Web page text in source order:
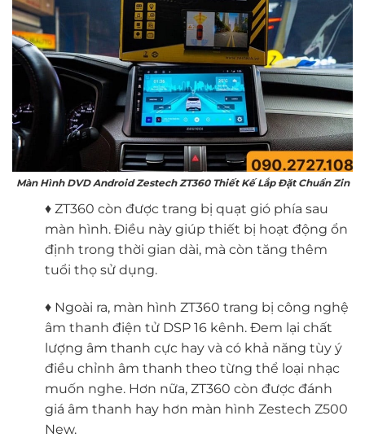
Màn Hình DVD Android Zestech ZT360 Thiết Kế Lắp Đặt Chuẩn Zin
♦ ZT360 còn được trang bị quạt gió phía sau
màn hình. Điều này giúp thiết bị hoạt động ổn
định trong thời gian dài, mà còn tăng thêm
tuổi thọ sử dụng.
♦ Ngoài ra, màn hình ZT360 trang bị công nghệ
âm thanh điện tử DSP 16 kênh. Đem lại chất
lượng âm thanh cực hay và có khả năng tùy ý
điều chỉnh âm thanh theo từng thể loại nhạc
muốn nghe. Hơn nữa, ZT360 còn được đánh
giá âm thanh hay hơn màn hình Zestech Z500
New.